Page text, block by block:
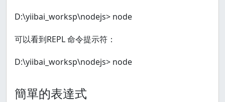
D:\yiibai_worksp\nodejs> node
可以看到REPL 命令提示符：
D:\yiibai_worksp\nodejs> node
簡單的表達式